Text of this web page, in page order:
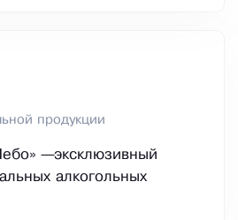
продукции
—эксклюзивный
алкогольных